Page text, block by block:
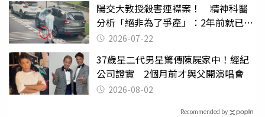
陽交大教授殺害連襟案！ 精神科醫
分析「絕非為了爭產」：2年前就已言
行詭異
2026-07-22
37歲星二代男星驚傳陳屍家中！經紀
公司證實 2個月前才與父開演唱會
2026-08-02
Recommended by